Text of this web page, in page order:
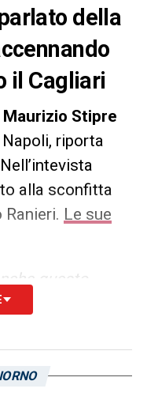
della
il Cagliari
Maurizio Stipre
riporta
alla sconfitta
Ranieri. Le sue
questo
al
dalla nostra
viviamo di